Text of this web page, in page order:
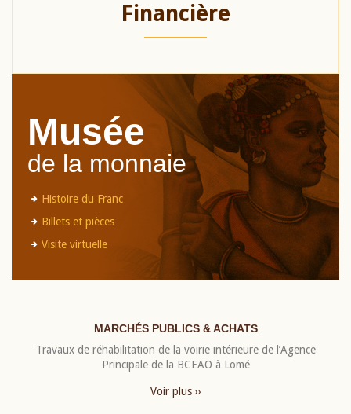
Financière
Musée
de la monnaie
Histoire du Franc
Billets et pièces
Visite virtuelle
MARCHÉS PUBLICS & ACHATS
Travaux de réhabilitation de la voirie intérieure de l’Agence
Principale de la BCEAO à Lomé
Voir plus ››